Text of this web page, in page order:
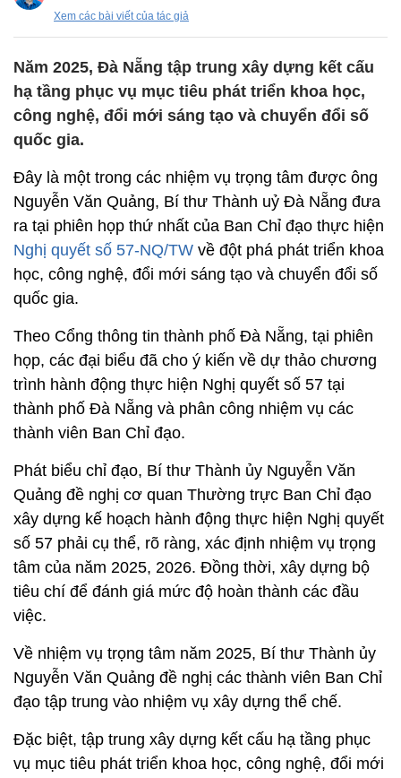
Xem các bài viết của tác giả
Năm 2025, Đà Nẵng tập trung xây dựng kết cấu
hạ tầng phục vụ mục tiêu phát triển khoa học,
công nghệ, đổi mới sáng tạo và chuyển đổi số
quốc gia.
Đây là một trong các nhiệm vụ trọng tâm được ông
Nguyễn Văn Quảng, Bí thư Thành uỷ Đà Nẵng đưa
ra tại phiên họp thứ nhất của Ban Chỉ đạo thực hiện
Nghị quyết số 57-NQ/TW về đột phá phát triển khoa
học, công nghệ, đổi mới sáng tạo và chuyển đổi số
quốc gia.
Theo Cổng thông tin thành phố Đà Nẵng, tại phiên
họp, các đại biểu đã cho ý kiến về dự thảo chương
trình hành động thực hiện Nghị quyết số 57 tại
thành phố Đà Nẵng và phân công nhiệm vụ các
thành viên Ban Chỉ đạo.
Phát biểu chỉ đạo, Bí thư Thành ủy Nguyễn Văn
Quảng đề nghị cơ quan Thường trực Ban Chỉ đạo
xây dựng kế hoạch hành động thực hiện Nghị quyết
số 57 phải cụ thể, rõ ràng, xác định nhiệm vụ trọng
tâm của năm 2025, 2026. Đồng thời, xây dựng bộ
tiêu chí để đánh giá mức độ hoàn thành các đầu
việc.
Về nhiệm vụ trọng tâm năm 2025, Bí thư Thành ủy
Nguyễn Văn Quảng đề nghị các thành viên Ban Chỉ
đạo tập trung vào nhiệm vụ xây dựng thể chế.
Đặc biệt, tập trung xây dựng kết cấu hạ tầng phục
vụ mục tiêu phát triển khoa học, công nghệ, đổi mới